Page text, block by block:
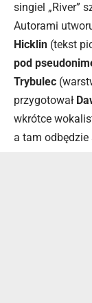
singiel „River”
Autorami
Hicklin (tekst
pod
Trybulec
przygotował
wkrótce
a tam odbędzie